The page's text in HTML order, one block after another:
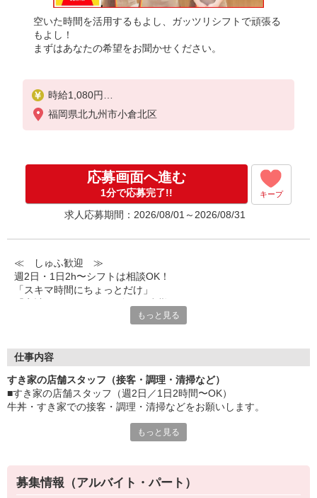
空いた時間を活用するもよし、ガッツリシフトで頑張る
もよし！
まずはあなたの希望をお聞かせください。
時給1,080円
※22:00〜翌5:00：時給1,350円
※高校生時給1,060円
福岡県北九州市小倉北区
応募画面へ進む
1分で応募完了!! キープ
求人応募期間：2026/08/01～2026/08/31
≪ しゅふ歓迎 ≫
週2日・1日2h〜シフトは相談OK！
「スキマ時間にちょっとだけ」
など、自分らしく活躍できますよ。
■髪型・髪色自由
■給与前払い可
急な出費も安心♪
■社員登用あり
将来を考えている方は必見です。
与兵衛、オリーブの丘、焼肉いちばんなどを経営しているゼンシ
ョーグループ！
その中のひとつ『すき家』でお仕事しませんか？
もっと見る
仕事内容
すき家の店舗スタッフ（接客・調理・清掃など）
■すき家の店舗スタッフ（週2日／1日2時間〜OK）
牛丼・すき家での接客・調理・清掃などをお願いします。
あなたの笑顔で！
すばやく提供！
もっと見る
募集情報（アルバイト・パート）